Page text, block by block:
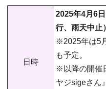
日時
2025年4月6
行、雨天中止）
※2025年は5
も予定。
※以降の開催
ヤジsigeさん